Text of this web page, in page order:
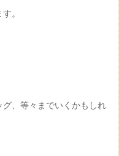
。
、等々までいくかもしれ